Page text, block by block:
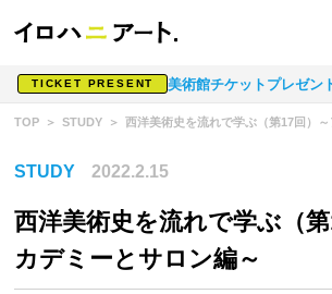
TICKET PRESENT 美術館チケットプレゼン
TOP STUDY 西洋美術史を流れで学ぶ（第17回）
STUDY 2022.2.15
西洋美術史を流れで学ぶ（
カデミーとサロン編～